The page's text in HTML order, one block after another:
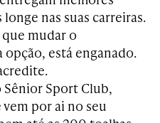
nas suas carreiras.
que mudar o
está enganado.
Sênior Sport Club,
por ai no seu